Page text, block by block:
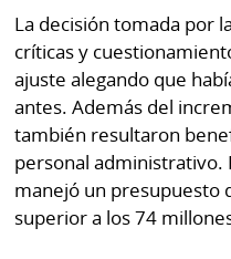
La decisión tomada por
críticas y
ajuste alegando que
antes. Además del
también resultaron
personal administrativo.
manejó un presupuesto
superior a los 74